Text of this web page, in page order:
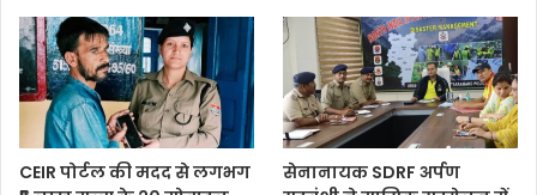
CEIR पोर्टल की मदद से लगभग
सेनानायक SDRF अर्पण